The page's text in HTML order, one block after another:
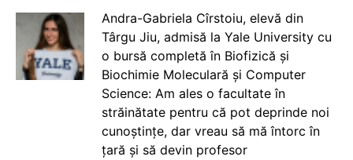
Andra-Gabriela Cîrstoiu, elevă din
Târgu Jiu, admisă la Yale University cu
o bursă completă în Biofizică și
Biochimie Moleculară și Computer
Science: Am ales o facultate în
străinătate pentru că pot deprinde noi
cunoștințe, dar vreau să mă întorc în
țară și să devin profesor